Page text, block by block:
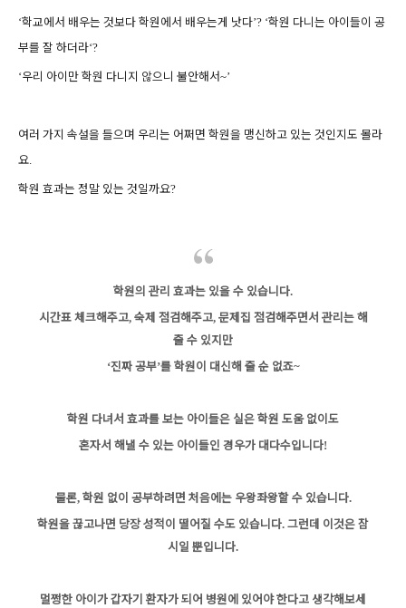
‘학교에서 배우는 것보다 학원에서 배우는게 낫다’? ‘학원 다니는 아이들이 공
부를 잘 하더라‘?
‘우리 아이만 학원 다니지 않으니 불안해서~’
여러 가지 속설을 들으며 우리는 어쩌면 학원을 맹신하고 있는 것인지도 몰라
요.
학원 효과는 정말 있는 것일까요?
학원의 관리 효과는 있을 수 있습니다.
시간표 체크해주고, 숙제 점검해주고, 문제집 점검해주면서 관리는 해
줄 수 있지만
‘진짜 공부’를 학원이 대신해 줄 순 없죠~
학원 다녀서 효과를 보는 아이들은 실은 학원 도움 없이도
혼자서 해낼 수 있는 아이들인 경우가 대다수입니다!
물론, 학원 없이 공부하려면 처음에는 우왕좌왕할 수 있습니다.
학원을 끊고나면 당장 성적이 떨어질 수도 있습니다. 그런데 이것은 잠
시일 뿐입니다.
멀쩡한 아이가 갑자기 환자가 되어 병원에 있어야 한다고 생각해보세